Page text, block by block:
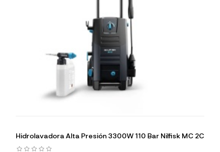
Hidrolavadora Alta Presión 3300W 110 Bar Nilfisk MC 2C